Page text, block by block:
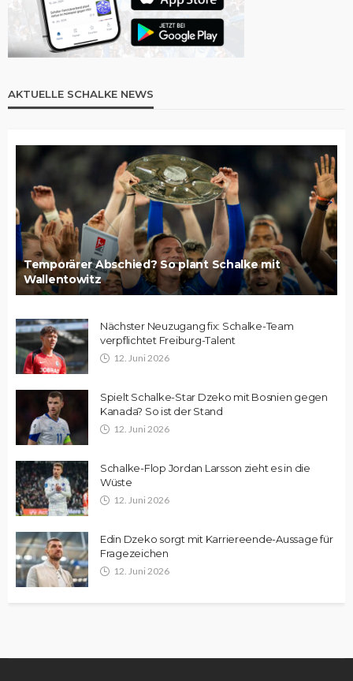
AKTUELLE SCHALKE NEWS
Temporärer Abschied? So plant Schalke mit
Wallentowitz
Nächster Neuzugang fix: Schalke-Team
verpflichtet Freiburg-Talent
12. Juni 2026
Spielt Schalke-Star Dzeko mit Bosnien gegen
Kanada? So ist der Stand
12. Juni 2026
Schalke-Flop Jordan Larsson zieht es in die
Wüste
12. Juni 2026
Edin Dzeko sorgt mit Karriereende-Aussage für
Fragezeichen
12. Juni 2026